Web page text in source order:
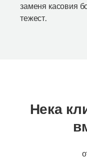
заменя касовия
тежест.
Нека